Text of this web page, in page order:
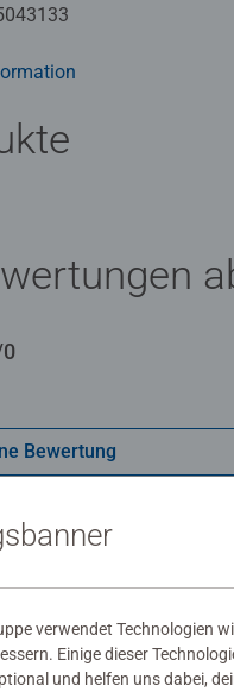
Bewertung
verwendet Technologien
Einige dieser
und helfen uns dabei,